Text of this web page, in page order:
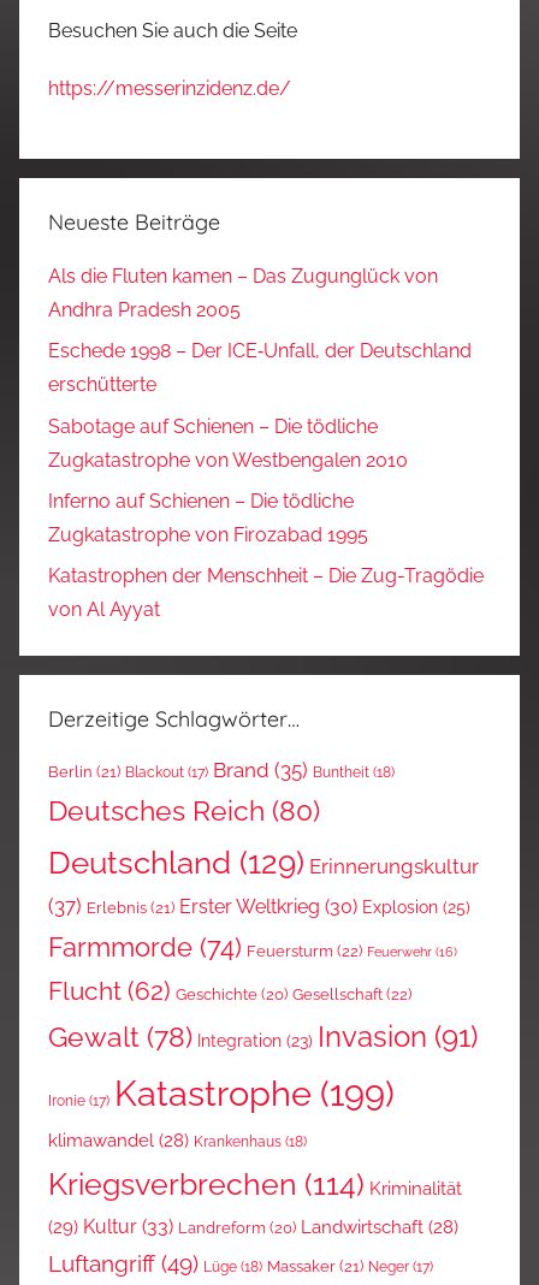
Besuchen Sie auch die Seite
https://messerinzidenz.de/
Neueste Beiträge
Als die Fluten kamen – Das Zugunglück von
Andhra Pradesh 2005
Eschede 1998 – Der ICE‑Unfall, der Deutschland
erschütterte
Sabotage auf Schienen – Die tödliche
Zugkatastrophe von Westbengalen 2010
Inferno auf Schienen – Die tödliche
Zugkatastrophe von Firozabad 1995
Katastrophen der Menschheit – Die Zug-Tragödie
von Al Ayyat
Derzeitige Schlagwörter…
Berlin (21) Blackout (17) Brand (35) Buntheit (18)
Deutsches Reich (80)
Deutschland (129) Erinnerungskultur
(37) Erlebnis (21) Erster Weltkrieg (30) Explosion (25)
Farmmorde (74) Feuersturm (22) Feuerwehr (16)
Flucht (62) Geschichte (20) Gesellschaft(22)
Gewalt (78) Integration (23) Invasion (91)
Ironie (17) Katastrophe (199)
klimawandel (28) Krankenhaus (18)
Kriegsverbrechen (114) Kriminalität
(29) Kultur (33) Landreform (20) Landwirtschaft (28)
Luftangriff (49) Lüge (18) Massaker (21) Neger (17)